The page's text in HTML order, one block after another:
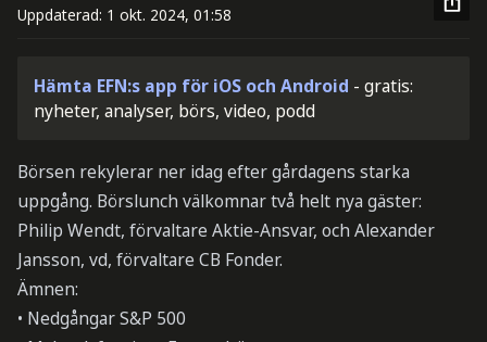
Uppdaterad: 1 okt. 2024, 01:58
Hämta EFN:s app för iOS och Android - gratis:
nyheter, analyser, börs, video, podd
Börsen rekylerar ner idag efter gårdagens starka
uppgång. Börslunch välkomnar två helt nya gäster:
Philip Wendt, förvaltare Aktie-Ansvar, och Alexander
Jansson, vd, förvaltare CB Fonder.
Ämnen:
• Nedgångar S&P 500